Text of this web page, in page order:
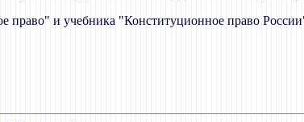
право" и учебника "Конституционное право